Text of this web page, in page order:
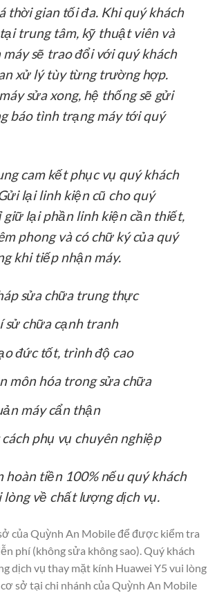
thời gian tối đa. Khi quý khách
trung tâm, kỹ thuật viên và
sẽ trao đổi với quý khách
xử lý tùy từng trường hợp.
sửa xong, hệ thống sẽ gửi
báo tình trạng máy tới quý
cam kết phục vụ quý khách
lại linh kiện cũ cho quý
giữ lại phần linh kiện cần thiết,
phong và có chữ ký của quý
khi tiếp nhận máy.
sửa chữa trung thực
sử chữa cạnh tranh
đức tốt, trình độ cao
môn hóa trong sửa chữa
máy cẩn thận
cách phụ vụ chuyên nghiệp
hoàn tiền 100% nếu quý khách
lòng về chất lượng dịch vụ.
của Quỳnh An Mobile để được kiểm tra
phí (không sửa không sao). Quý khách
dịch vụ thay mặt kính Huawei Y5 vui lòng
cơ sở tại chi nhánh của Quỳnh An Mobile